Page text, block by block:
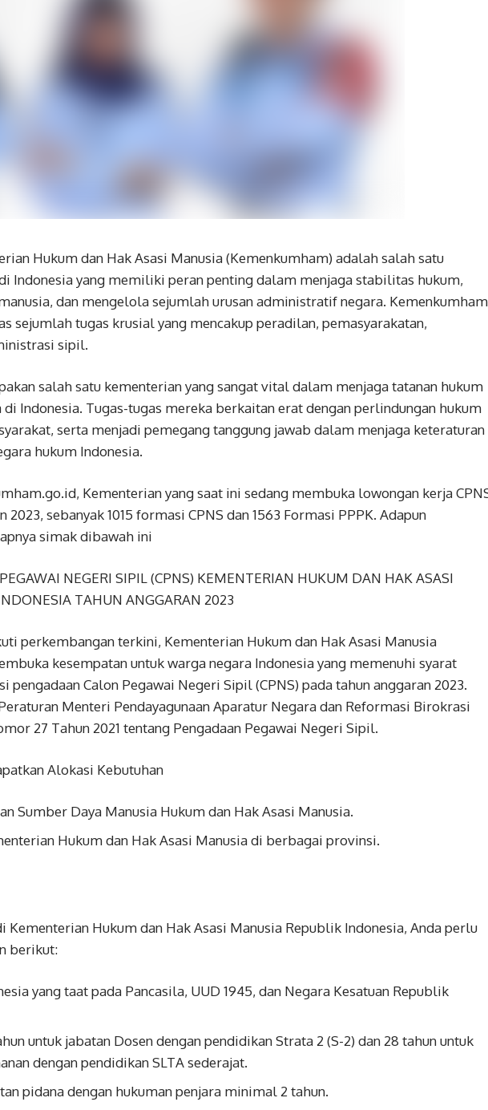
Hukum dan Hak Asasi Manusia (Kemenkumham) adalah salah satu
Indonesia yang memiliki peran penting dalam menjaga stabilitas hukum,
dan mengelola sejumlah urusan administratif negara. Kemenkumham
sejumlah tugas krusial yang mencakup peradilan, pemasyarakatan,
sipil.
salah satu kementerian yang sangat vital dalam menjaga tatanan hukum
di Indonesia. Tugas-tugas mereka berkaitan erat dengan perlindungan hukum
serta menjadi pemegang tanggung jawab dalam menjaga keteraturan
hukum Indonesia.
Kementerian yang saat ini sedang membuka lowongan kerja
2023, sebanyak 1015 formasi CPNS dan 1563 Formasi PPPK. Adapun
simak dibawah ini
NEGERI SIPIL (CPNS) KEMENTERIAN HUKUM DAN HAK ASASI
TAHUN ANGGARAN 2023
perkembangan terkini, Kementerian Hukum dan Hak Asasi Manusia
kesempatan untuk warga negara Indonesia yang memenuhi syarat
pengadaan Calon Pegawai Negeri Sipil (CPNS) pada tahun anggaran 2023.
Menteri Pendayagunaan Aparatur Negara dan Reformasi Birokrasi
27 Tahun 2021 tentang Pengadaan Pegawai Negeri Sipil.
Alokasi Kebutuhan
Sumber Daya Manusia Hukum dan Hak Asasi Manusia.
Hukum dan Hak Asasi Manusia di berbagai provinsi.
Kementerian Hukum dan Hak Asasi Manusia Republik Indonesia, Anda perlu
berikut:
yang taat pada Pancasila, UUD 1945, dan Negara Kesatuan Republik
untuk jabatan Dosen dengan pendidikan Strata 2 (S-2) dan 28 tahun untuk
dengan pendidikan SLTA sederajat.
pidana dengan hukuman penjara minimal 2 tahun.